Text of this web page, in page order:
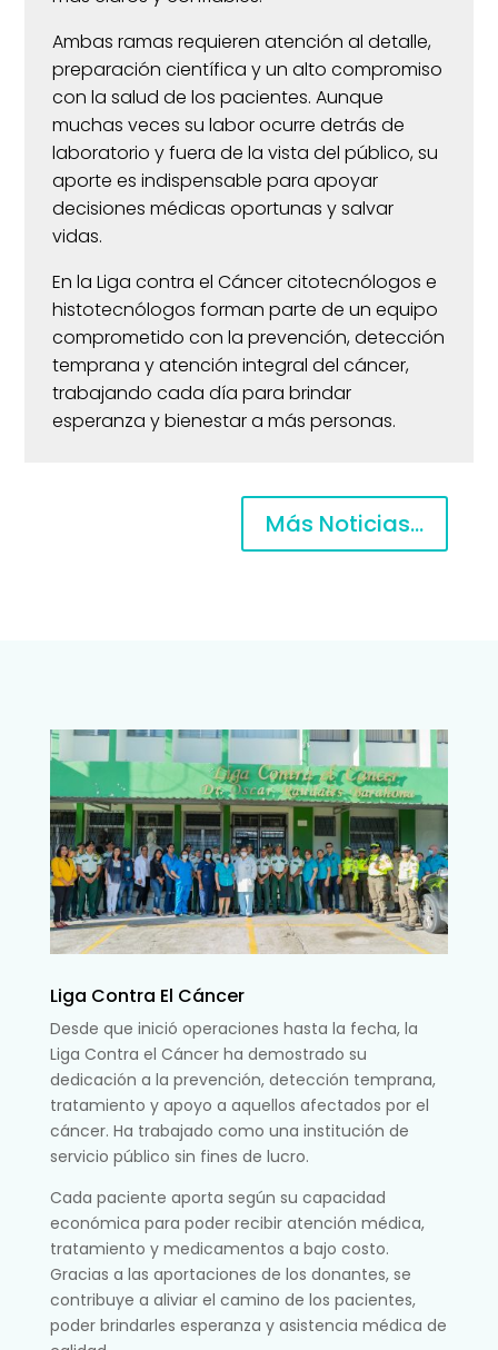
Ambas ramas requieren atención al detalle,
preparación científica y un alto compromiso
con la salud de los pacientes. Aunque
muchas veces su labor ocurre detrás de
laboratorio y fuera de la vista del público, su
aporte es indispensable para apoyar
decisiones médicas oportunas y salvar
vidas.
En la Liga contra el Cáncer citotecnólogos e
histotecnólogos forman parte de un equipo
comprometido con la prevención, detección
temprana y atención integral del cáncer,
trabajando cada día para brindar
esperanza y bienestar a más personas.
Más Noticias...
Liga Contra El Cáncer
Desde que inició operaciones hasta la fecha, la
Liga Contra el Cáncer ha demostrado su
dedicación a la prevención, detección temprana,
tratamiento y apoyo a aquellos afectados por el
cáncer. Ha trabajado como una institución de
servicio público sin fines de lucro.
Cada paciente aporta según su capacidad
económica para poder recibir atención médica,
tratamiento y medicamentos a bajo costo.
Gracias a las aportaciones de los donantes, se
contribuye a aliviar el camino de los pacientes,
poder brindarles esperanza y asistencia médica de